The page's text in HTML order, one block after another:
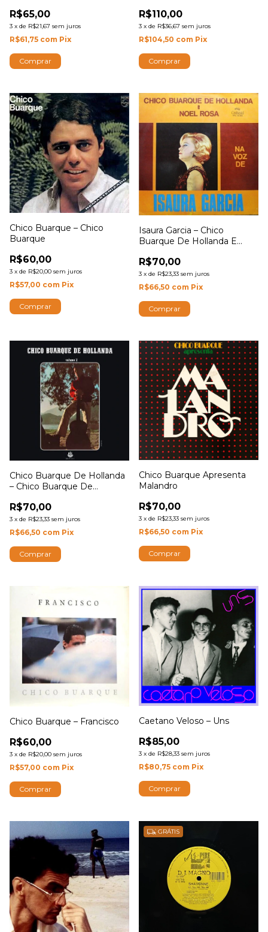
R$65,00
3 x de R$21,67 sem juros
R$61,75 com Pix
R$110,00
3 x de R$36,67 sem juros
R$104,50 com Pix
Chico Buarque – Chico
Buarque
R$60,00
3 x de R$20,00 sem juros
R$57,00 com Pix
Isaura Garcia – Chico
Buarque De Hollanda E
Garcia
R$70,00
3 x de R$23,33 sem juros
R$66,50 com Pix
Chico Buarque De Hollanda
– Chico Buarque De
R$70,00
3 x de R$23,33 sem juros
R$66,50 com Pix
Chico Buarque Apresenta
Malandro
R$70,00
3 x de R$23,33 sem juros
R$66,50 com Pix
Chico Buarque – Francisco
R$60,00
3 x de R$20,00 sem juros
R$57,00 com Pix
Caetano Veloso – Uns
R$85,00
3 x de R$28,33 sem juros
R$80,75 com Pix
GRÁTIS